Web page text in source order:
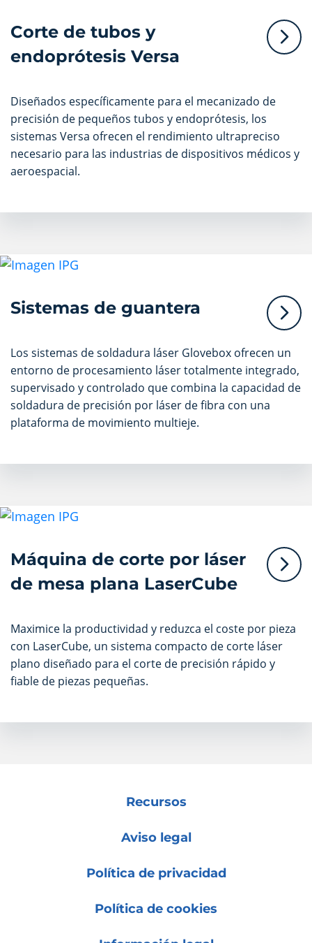
Corte de tubos y
endoprótesis Versa
Diseñados específicamente para el mecanizado de
precisión de pequeños tubos y endoprótesis, los
sistemas Versa ofrecen el rendimiento ultrapreciso
necesario para las industrias de dispositivos médicos y
aeroespacial.
Sistemas de guantera
Los sistemas de soldadura láser Glovebox ofrecen un
entorno de procesamiento láser totalmente integrado,
supervisado y controlado que combina la capacidad de
soldadura de precisión por láser de fibra con una
plataforma de movimiento multieje.
Máquina de corte por láser
de mesa plana LaserCube
Maximice la productividad y reduzca el coste por pieza
con LaserCube, un sistema compacto de corte láser
plano diseñado para el corte de precisión rápido y
fiable de piezas pequeñas.
Recursos
Aviso legal
Política de privacidad
Política de cookies